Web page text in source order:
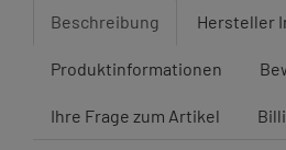
Beschreibung Hersteller
Produktinformationen
Ihre Frage zum Artikel